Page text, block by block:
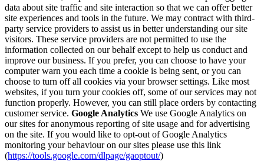
data about site traffic and site interaction so that we can offer better
site experiences and tools in the future. We may contract with third-
party service providers to assist us in better understanding our site
visitors. These service providers are not permitted to use the
information collected on our behalf except to help us conduct and
improve our business. If you prefer, you can choose to have your
computer warn you each time a cookie is being sent, or you can
choose to turn off all cookies via your browser settings. Like most
websites, if you turn your cookies off, some of our services may not
function properly. However, you can still place orders by contacting
customer service. Google Analytics We use Google Analytics on
our sites for anonymous reporting of site usage and for advertising
on the site. If you would like to opt-out of Google Analytics
monitoring your behaviour on our sites please use this link
(https://tools.google.com/dlpage/gaoptout/)